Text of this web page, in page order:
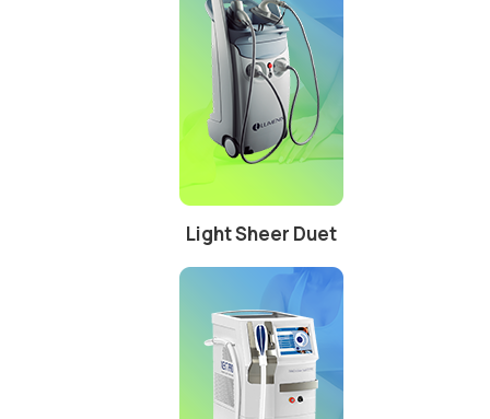
Light Sheer Duet